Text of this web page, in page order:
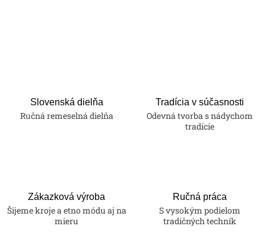
Slovenská dielňa
Ručná remeselná dielňa
Tradícia v súčasnosti
Odevná tvorba s nádychom
tradície
Zákazková výroba
Šijeme kroje a etno módu aj na
mieru
Ručná práca
S vysokým podielom
tradičných techník